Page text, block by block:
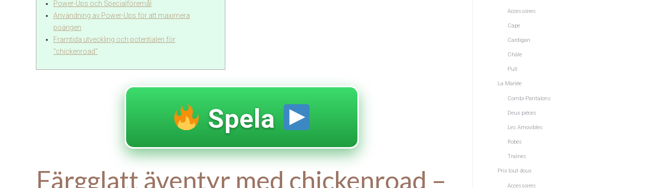
Power-Ups och Specialföremål
Användning av Power-Ups för att maximera
poängen
Framtida utveckling och potentialen för
"chickenroad"
Spela
Färgglatt äventyr med chickenroad –
Accessoires
Cape
Cardigan
Châle
Pull
La Mariée
Combi-Pantalons
Deux pièces
Les Amovibles
Robes
Traînes
Prix tout doux
Accessoires